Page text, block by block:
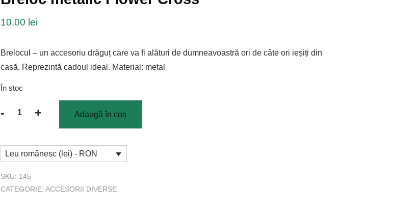
Despre Noi
10.00 lei
Brelocul – un accesoriu drăguț care va fi alături de dumneavoastră ori de câte ori ieșiți din
casă. Reprezintă cadoul ideal. Material: metal
În stoc
-Cantitate
Flower
+ Adaugă în coș
Leu românesc (lei) - RON
SKU: 145
CATEGORIE:ACCESORII DIVERSE